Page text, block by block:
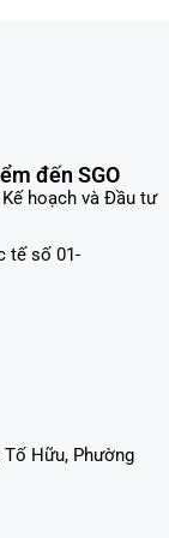
đến SGO
hoạch và Đầu tư
tế số 01-
Hữu, Phường